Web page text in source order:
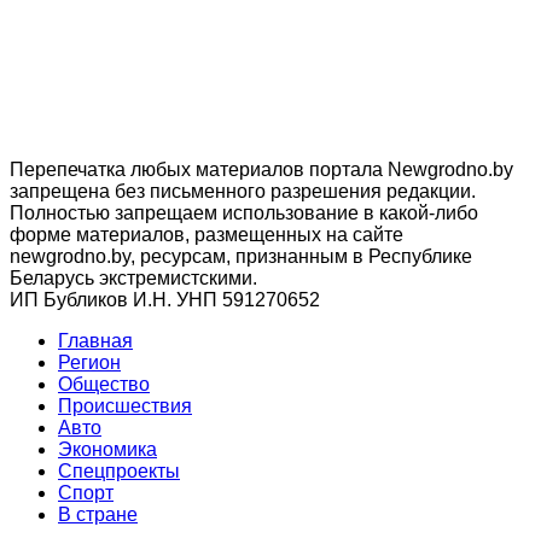
Перепечатка любых материалов портала Newgrodno.by
запрещена без письменного разрешения редакции.
Полностью запрещаем использование в какой-либо
форме материалов, размещенных на сайте
newgrodno.by, ресурсам, признанным в Республике
Беларусь экстремистскими.
ИП Бубликов И.Н. УНП 591270652
Главная
Регион
Общество
Происшествия
Авто
Экономика
Спецпроекты
Cпорт
В стране